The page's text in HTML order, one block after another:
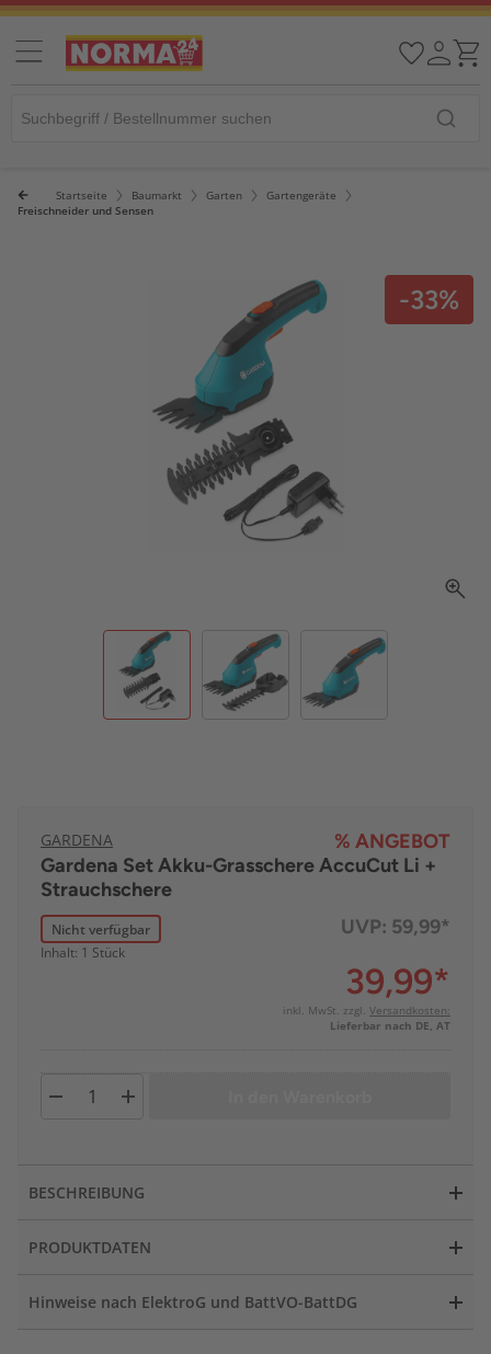
Startseite Baumarkt Garten
Gartengeräte
Freischneider und Sensen
-33%
GARDENA
% ANGEBOT
Gardena Set Akku-Grasschere AccuCut Li +
Strauchschere
Nicht verfügbar
Inhalt: 1 Stück
UVP: 59,99*
39,99*
inkl. MwSt. zzgl. Versandkosten:
Lieferbar nach DE, AT
BESCHREIBUNG
PRODUKTDATEN
Hinweise nach ElektroG und BattVO-BattDG